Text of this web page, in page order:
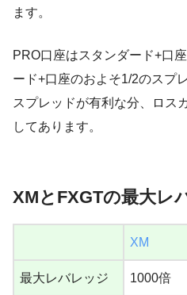
ます。
PRO口座はスタンダード+口
ード+口座のおよそ1/2のスプ
スプレッドが有利な分、ロス
してあります。
XMとFXGTの最大レ
XM
最大レバレッジ 1000倍